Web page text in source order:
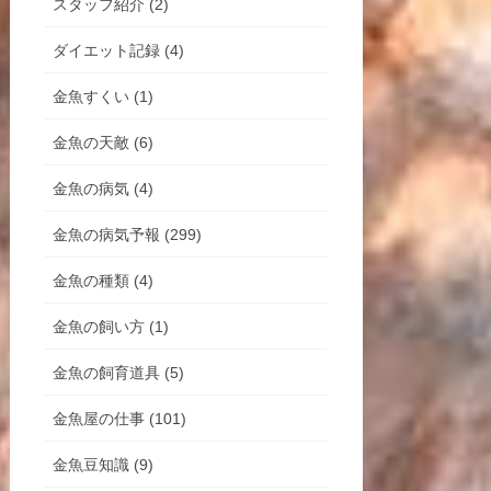
スタッフ紹介 (2)
ダイエット記録 (4)
金魚すくい (1)
金魚の天敵 (6)
金魚の病気 (4)
金魚の病気予報 (299)
金魚の種類 (4)
金魚の飼い方 (1)
金魚の飼育道具 (5)
金魚屋の仕事 (101)
金魚豆知識 (9)